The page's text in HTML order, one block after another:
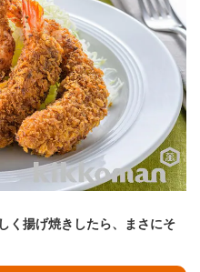
く揚げ焼きしたら、まさにそ